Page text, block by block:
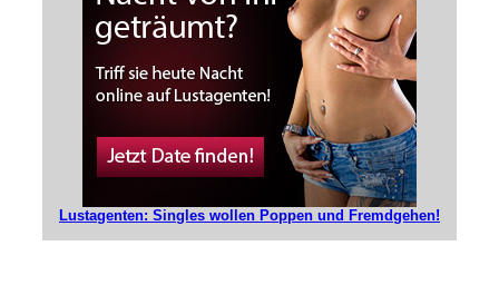
Lustagenten: Singles wollen Poppen und Fremdgehen!